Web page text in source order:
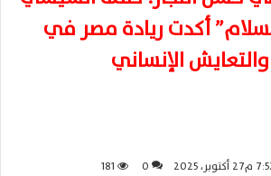
أكدت ريادة مصر في
الإنساني
أكتوبر، 2025 0
181